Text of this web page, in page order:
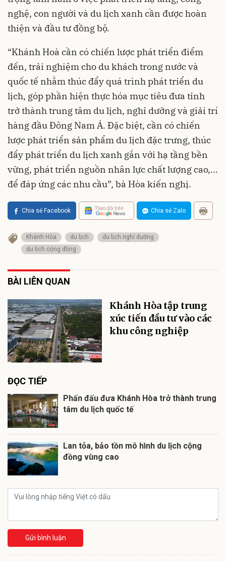
nghệ, con người và du lịch xanh cần được hoàn
thiện và đầu tư đồng bộ.
“Khánh Hoà cần có chiến lược phát triển điểm
đến, trải nghiệm cho du khách trong nước và
quốc tế nhằm thúc đẩy quá trình phát triển du
lịch, góp phần hiện thực hóa mục tiêu đưa tỉnh
trở thành trung tâm du lịch, nghỉ dưỡng và giải trí
hàng đầu Đông Nam Á. Đặc biệt, cần có chiến
lược phát triển sản phẩm du lịch đặc trưng, thúc
đẩy phát triển du lịch xanh gắn với hạ tầng bền
vững, phát triển nguồn nhân lực chất lượng cao,...
để đáp ứng các nhu cầu”, bà Hòa kiến nghị.
Chia sẻ Facebook Theo dõi trên Chia sẻ Zalo
Khánh Hòa du lịch
du lịch nghỉ dưỡng
du lịch cộng đồng
BÀI LIÊN QUAN
Khánh Hòa tập trung
xúc tiến đầu tư vào các
khu công nghiệp
ĐỌC TIẾP
Phấn đấu đưa Khánh Hòa trở thành trung
tâm du lịch quốc tế
Lan tỏa, bảo tồn mô hình du lịch cộng
đồng vùng cao
Gửi bình luận